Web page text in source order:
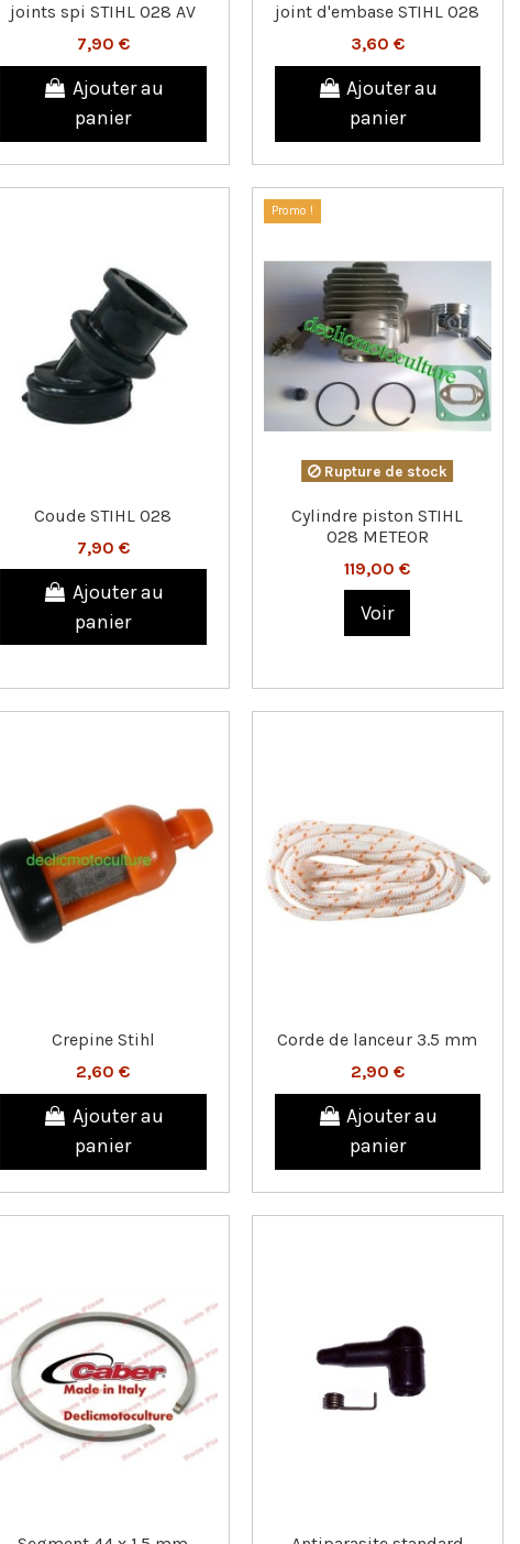
joints spi STIHL 028 AV
7,90 €
Ajouter au
panier
joint d'embase STIHL 028
3,60 €
Ajouter au
panier
Coude STIHL 028
7,90 €
Ajouter au
panier
Promo !
Rupture de stock
Cylindre piston STIHL
028 METEOR
119,00 €
Voir
Crepine Stihl
2,60 €
Ajouter au
panier
Corde de lanceur 3.5 mm
2,90 €
Ajouter au
panier